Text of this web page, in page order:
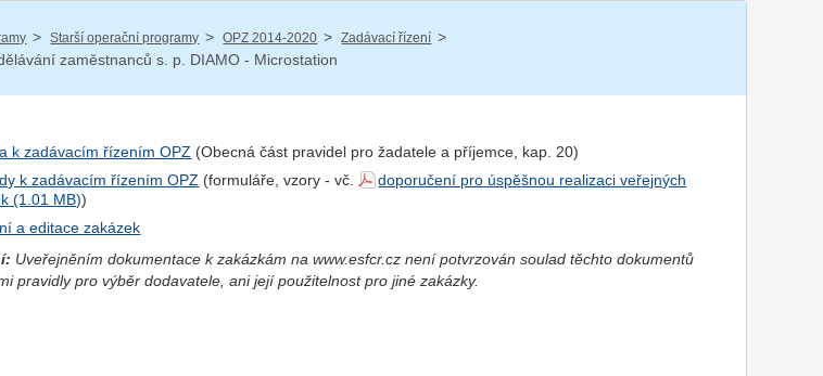
/ Starší operační programy / OPZ 2014-2020 / Zadávací řízení /
zaměstnanců s. p. DIAMO - Microstation
k zadávacím řízením OPZ (Obecná část pravidel prožadatele a příjemce , kap. 20)
k zadávacím řízením OPZ (formuláře, vzory - vč.
doporučení pro úspěšnou realizaci veřejných
)
a editace zakázek
Uveřejněním dokumentace k zakázkám na www.esfcr.cz není potvrzován soulad těchto dokumentů
pravidly pro výběr dodavatele, ani její použitelnost pro jiné zakázky.